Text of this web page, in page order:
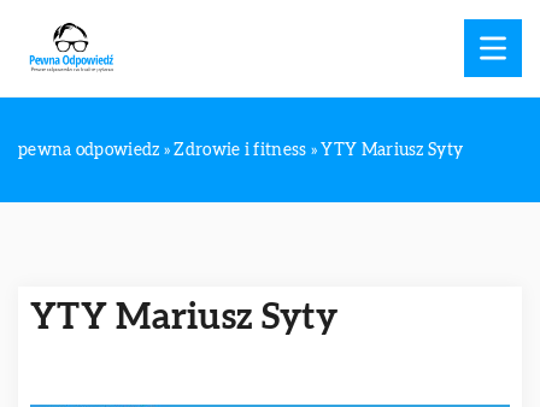
pewna odpowiedz »Zdrowie i fitness » YTY Mariusz Syty
YTY Mariusz Syty